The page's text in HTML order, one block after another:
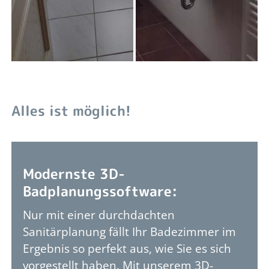
Alles ist möglich!
Modernste 3D-
Badplanungssoftware:
Nur mit einer durchdachten
Sanitärplanung fällt Ihr Badezimmer im
Ergebnis so perfekt aus, wie Sie es sich
vorgestellt haben. Mit unserem 3D-